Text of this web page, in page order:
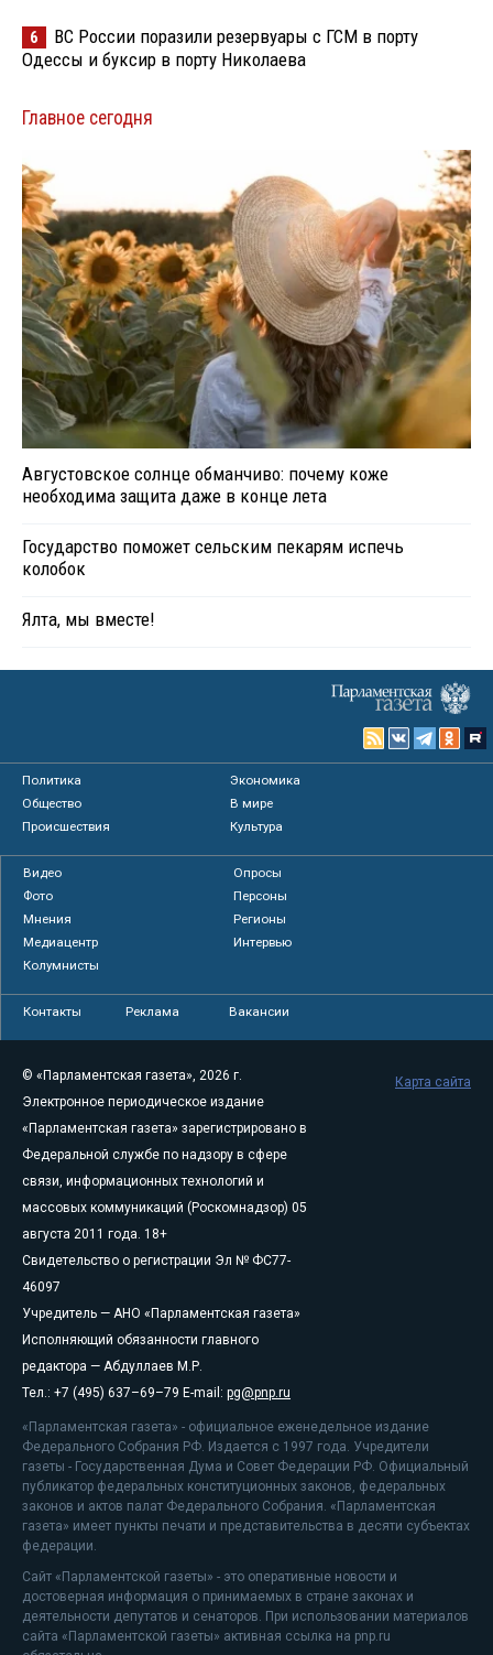
6
ВС России поразили резервуары с ГСМ в порту
Одессы и буксир в порту Николаева
Главное сегодня
Августовское солнце обманчиво: почему коже
необходима защита даже в конце лета
Государство поможет сельским пекарям испечь
колобок
Ялта, мы вместе!
Политика
Экономика
Общество
В мире
Происшествия
Культура
Видео
Опросы
Фото
Персоны
Мнения
Регионы
Медиацентр
Интервью
Колумнисты
Контакты Реклама Вакансии
© «Парламентская газета», 2026 г.
Электронное периодическое издание
«Парламентская газета» зарегистрировано в
Федеральной службе по надзору в сфере
связи, информационных технологий и
массовых коммуникаций (Роскомнадзор) 05
августа 2011 года. 18+
Свидетельство о регистрации Эл № ФС77-
46097
Учредитель — АНО «Парламентская газета»
Исполняющий обязанности главного
редактора — Абдуллаев М.Р.
Тел.: +7 (495) 637–69–79 E-mail: pg@pnp.ru
«Парламентская газета» - официальное еженедельное издание
Федерального Собрания РФ. Издается с 1997 года. Учредители
газеты - Государственная Дума и Совет Федерации РФ. Официальный
публикатор федеральных конституционных законов, федеральных
законов и актов палат Федерального Собрания. «Парламентская
газета» имеет пункты печати и представительства в десяти субъектах
федерации.
Сайт «Парламентской газеты» - это оперативные новости и
достоверная информация о принимаемых в стране законах и
деятельности депутатов и сенаторов. При использовании материалов
сайта «Парламентской газеты» активная ссылка на pnp.ru
Карта сайта